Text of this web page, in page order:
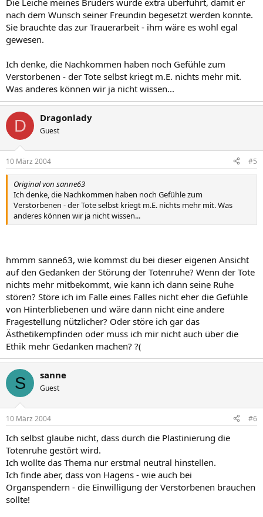
Die Leiche meines Bruders wurde extra überführt, damit er
nach dem Wunsch seiner Freundin begesetzt werden konnte.
Sie brauchte das zur Trauerarbeit - ihm wäre es wohl egal
gewesen.
Ich denke, die Nachkommen haben noch Gefühle zum
Verstorbenen - der Tote selbst kriegt m.E. nichts mehr mit.
Was anderes können wir ja nicht wissen...
D Dragonlady
Guest
10 März 2004 #5
Original von sanne63
Ich denke, die Nachkommen haben noch Gefühle zum
Verstorbenen - der Tote selbst kriegt m.E. nichts mehr mit. Was
anderes können wir ja nicht wissen...
hmmm sanne63, wie kommst du bei dieser eigenen Ansicht
auf den Gedanken der Störung der Totenruhe? Wenn der Tote
nichts mehr mitbekommt, wie kann ich dann seine Ruhe
stören? Störe ich im Falle eines Falles nicht eher die Gefühle
von Hinterbliebenen und wäre dann nicht eine andere
Fragestellung nützlicher? Oder störe ich gar das
Ästhetikempfinden oder muss ich mir nicht auch über die
Ethik mehr Gedanken machen? ?(
S sanne
Guest
10 März 2004 #6
Ich selbst glaube nicht, dass durch die Plastinierung die
Totenruhe gestört wird.
Ich wollte das Thema nur erstmal neutral hinstellen.
Ich finde aber, dass von Hagens - wie auch bei
Organspendern - die Einwilligung der Verstorbenen brauchen
sollte!